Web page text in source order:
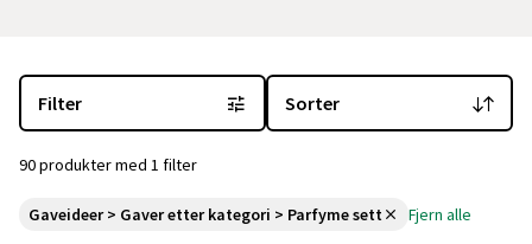
Filter Sorter
90 produkter med 1 filter
Gaveideer > Gaver etter kategori > Parfyme sett Fjern alle